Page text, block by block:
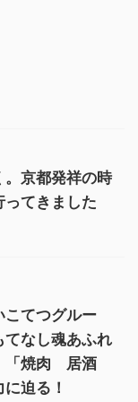
。京都発祥の時
てきました
こてつグルー
てなし魂あふれ
「焼肉 居酒
迫る！